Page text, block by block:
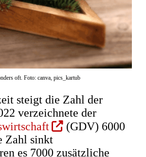
oft. Foto: canva, pics_kartub
steigt die Zahl der
verzeichnete der
(Öffnet
in
einem
(GDV) 6000
Zahl sinkt
es 7000 zusätzliche